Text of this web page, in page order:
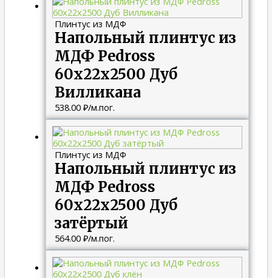
Плинтус из МДФ
Напольный плинтус из
МДФ Pedross
60х22х2500 Дуб
Вилликана
538.00 ₽/м.пог.
Плинтус из МДФ
Напольный плинтус из
МДФ Pedross
60х22х2500 Дуб
затёртый
564.00 ₽/м.пог.